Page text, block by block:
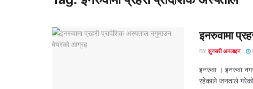
इनरुवामा
BY सुनसरी अनलाइन
इनरुवा । इनरुवा
रहेकाले जनताले गरेको